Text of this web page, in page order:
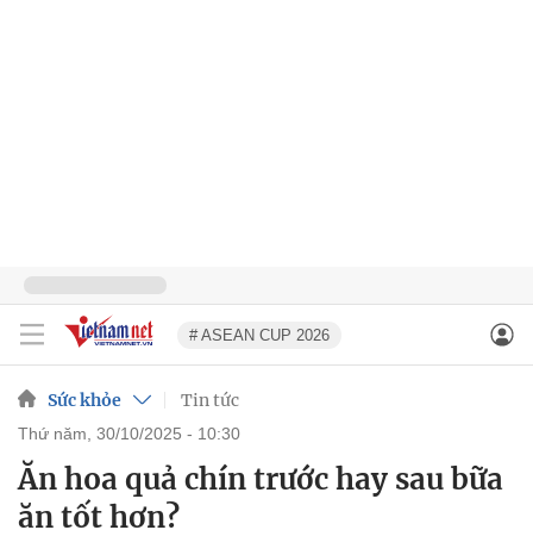
# ASEAN CUP 2026
Sức khỏe Tin tức
thứ năm, 30/10/2025 - 10:30
Ăn hoa quả chín trước hay sau bữa
ăn tốt hơn?